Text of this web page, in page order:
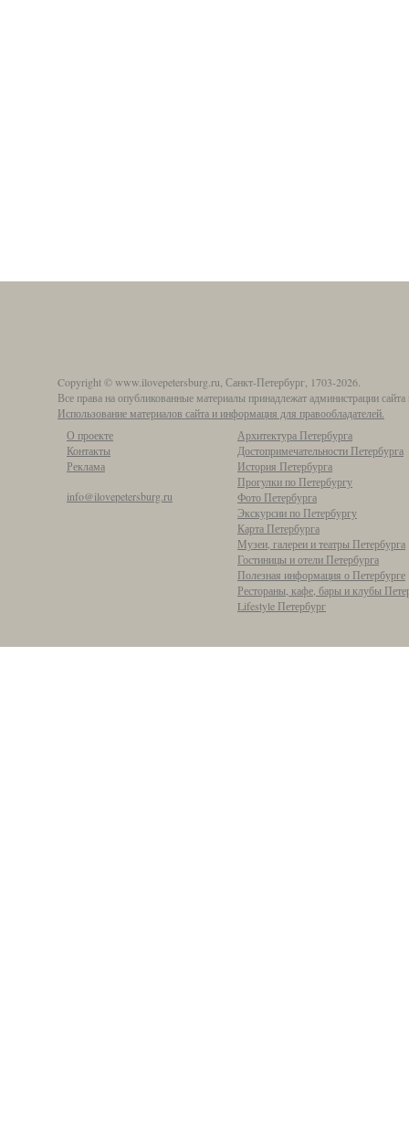
Copyright © www.ilovepetersburg.ru, Санкт-Петербург, 1703-2026.
Все права на опубликованные материалы принадлежат администрации
Использование материалов сайта и информация для правообладателей.
О проекте
Контакты
Реклама
info@ilovepetersburg.ru
Архитектура Петербурга
Достопримечательности Петербурга
История Петербурга
Прогулки по Петербургу
Фото Петербурга
Экскурсии по Петербургу
Карта Петербурга
Музеи, галереи и театры Петербурга
Гостиницы и отели Петербурга
Полезная информация о Петербурге
Рестораны, кафе, бары и клубы
Lifestyle Петербург